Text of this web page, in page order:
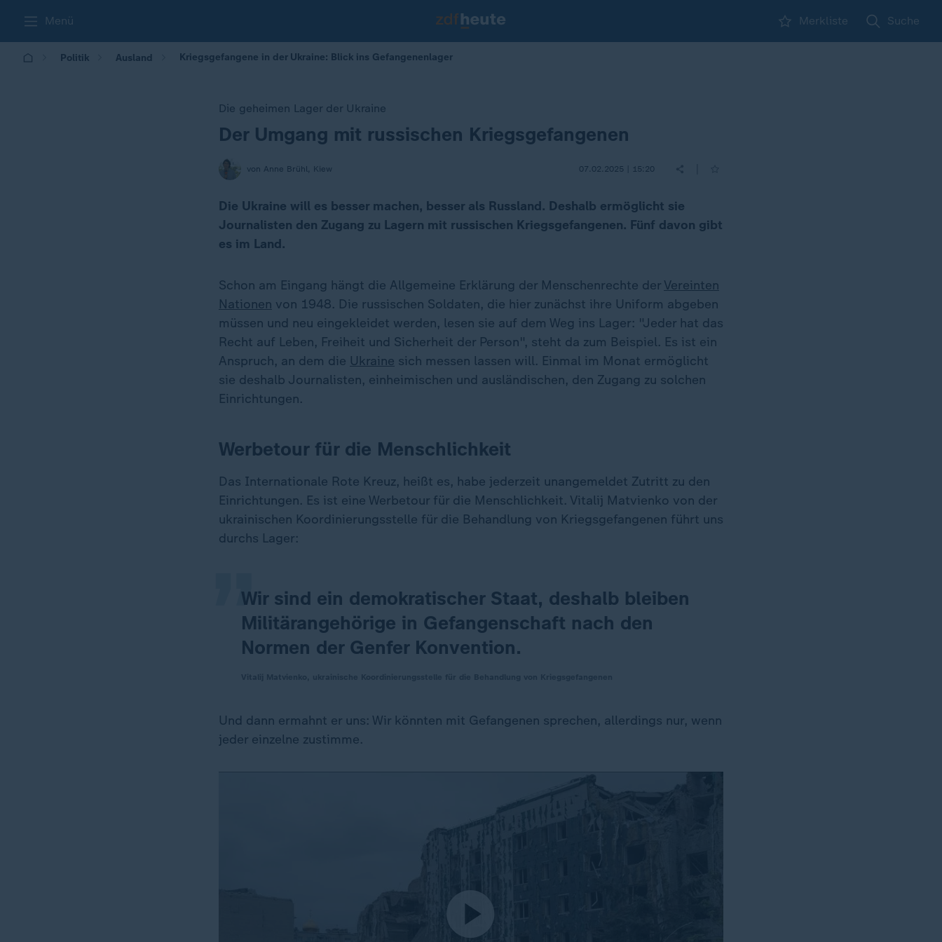
Menü Merkliste Suche
Politik Ausland Kriegsgefangene in der Ukraine: Blick ins Gefangenenlager
Die geheimen Lager der Ukraine
:Der Umgang mit russischen Kriegsgefangenen
von Anne Brühl, Kiew 07.02.2025 | 15:20
Die Ukraine will es besser machen, besser als Russland. Deshalb ermöglicht sie
Journalisten den Zugang zu Lagern mit russischen Kriegsgefangenen. Fünf davon gibt
es im Land.
Schon am Eingang hängt die Allgemeine Erklärung der Menschenrechte der Vereinten
Nationen von 1948. Die russischen Soldaten, die hier zunächst ihre Uniform abgeben
müssen und neu eingekleidet werden, lesen sie auf dem Weg ins Lager: "Jeder hat das
Recht auf Leben, Freiheit und Sicherheit der Person", steht da zum Beispiel. Es ist ein
Anspruch, an dem die Ukraine sich messen lassen will. Einmal im Monat ermöglicht
sie deshalb Journalisten, einheimischen und ausländischen, den Zugang zu solchen
Einrichtungen.
Werbetour für die Menschlichkeit
Das Internationale Rote Kreuz, heißt es, habe jederzeit unangemeldet Zutritt zu den
Einrichtungen. Es ist eine Werbetour für die Menschlichkeit. Vitalij Matvienko von der
ukrainischen Koordinierungsstelle für die Behandlung von Kriegsgefangenen führt uns
durchs Lager:
Wir sind ein demokratischer Staat, deshalb bleiben
Militärangehörige in Gefangenschaft nach den
Normen der Genfer Konvention.
„
Und dann ermahnt er uns: Wir könnten mit Gefangenen sprechen, allerdings nur, wenn
jeder einzelne zustimme.